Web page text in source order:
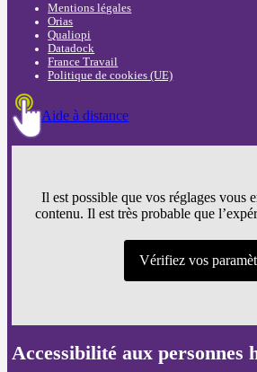
Mentions légales
Orias
Qualiopi
Datadock
France Travail
Politique de cookies (UE)
Aide à distance
Il est possible que vos réglages vous
contenu. Il est très probable que
Vérifiez vos
Accessibilité aux personnes